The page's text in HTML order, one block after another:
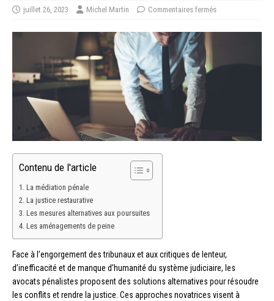
juillet 26, 2023 Michel Martin Commentaires fermés
Contenu de l'article
La médiation pénale
La justice restaurative
Les mesures alternatives aux poursuites
Les aménagements de peine
Face à l’engorgement des tribunaux et aux critiques de lenteur,
d’inefficacité et de manque d’humanité du système judiciaire, les
avocats pénalistes proposent des solutions alternatives pour résoudre
les conflits et rendre la justice. Ces approches novatrices visent à